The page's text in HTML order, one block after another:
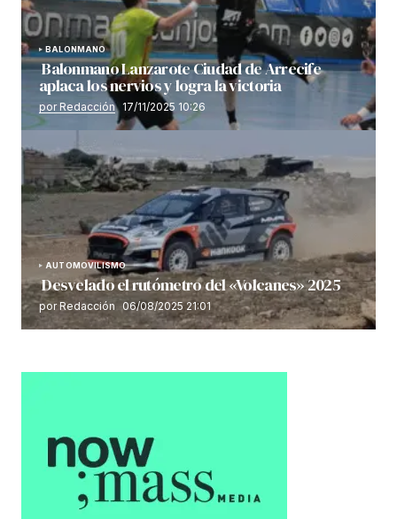
BALONMANO
Balonmano Lanzarote Ciudad de Arrecife
aplaca los nervios y logra la victoria
por Redacción 17/11/2025 10:26
AUTOMOVILISMO
Desvelado el rutómetro del «Volcanes» 2025
por Redacción 06/08/2025 21:01